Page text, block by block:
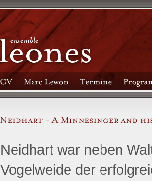
Neidhart war neben
Vogelweide der